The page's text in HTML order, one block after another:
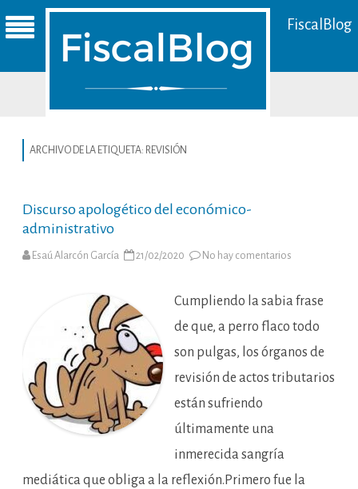
FiscalBlog
ARCHIVO DE LA ETIQUETA: REVISIÓN
Discurso apologético del económico-
administrativo
Esaú Alarcón García 21/02/2020 No hay comentarios
económico-
Cumpliendo la sabia frase
de que, a perro flaco todo
son pulgas, los órganos de
revisión de actos tributarios
están sufriendo
últimamente una
inmerecida sangría
mediática que obliga a la reflexión.Primero fue la